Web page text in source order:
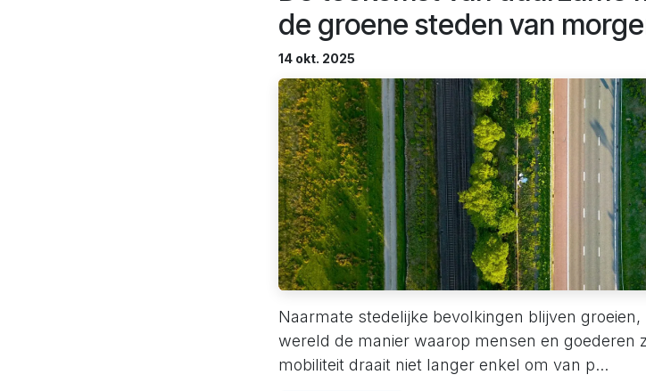
de groene steden van
14 okt. 2025
Naarmate stedelijke bevolkingen blijven
wereld de manier waarop mensen en goederen
mobiliteit draait niet langer enkel om van p...